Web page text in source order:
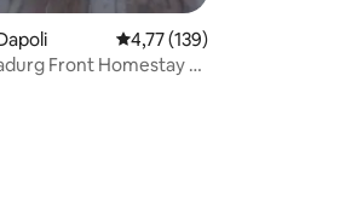
Priemerné ohodnotenie 4,77
4,77 (139)
Front Homestay v